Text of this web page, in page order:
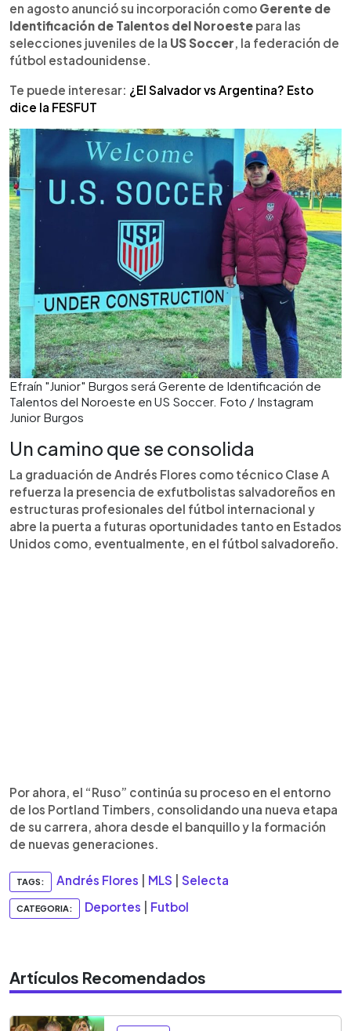
en agosto anunció su incorporación como Gerente de
Identificación de Talentos del Noroeste para las
selecciones juveniles de la US Soccer, la federación de
fútbol estadounidense.
Te puede interesar: ¿El Salvador vs Argentina? Esto
dice la FESFUT
Efraín "Junior" Burgos será Gerente de Identificación de
Talentos del Noroeste en US Soccer. Foto / Instagram
Junior Burgos
Un camino que se consolida
La graduación de Andrés Flores como técnico Clase A
refuerza la presencia de exfutbolistas salvadoreños en
estructuras profesionales del fútbol internacional y
abre la puerta a futuras oportunidades tanto en Estados
Unidos como, eventualmente, en el fútbol salvadoreño.
Por ahora, el “Ruso” continúa su proceso en el entorno
de los Portland Timbers, consolidando una nueva etapa
de su carrera, ahora desde el banquillo y la formación
de nuevas generaciones.
TAGS: Andrés Flores MLS Selecta
CATEGORIA: Deportes Futbol
Artículos Recomendados